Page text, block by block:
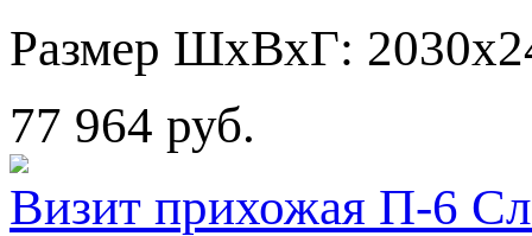
Размер ШхВхГ:
77 964 руб.
Визит прихожая П-6